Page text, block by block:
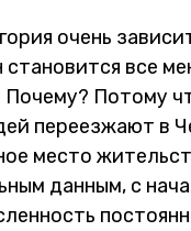
очень
становится все
Потому
переезжают в
место
данным, с